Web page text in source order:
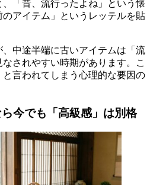
「昔、流行ったよね」という懐
アイテム」というレッテルを貼
、中途半端に古いアイテムは「流
されやすい時期があります。こ
言われてしまう心理的な要因の
今でも「高級感」は別格